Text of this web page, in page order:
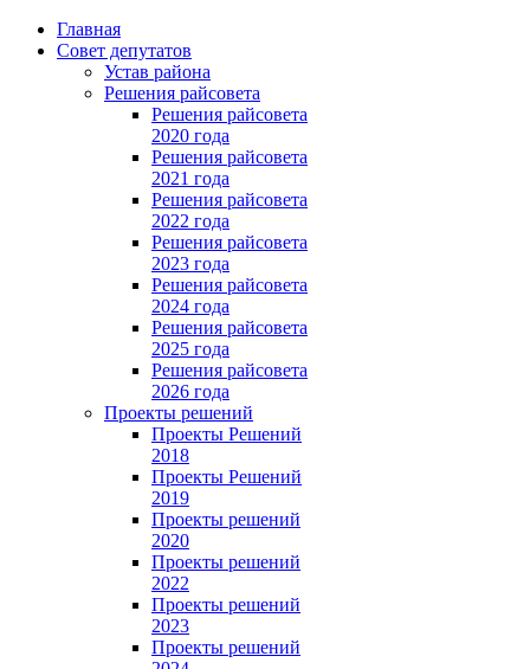
Главная
Совет депутатов
Устав района
Решения райсовета
Решения райсовета
2020 года
Решения райсовета
2021 года
Решения райсовета
2022 года
Решения райсовета
2023 года
Решения райсовета
2024 года
Решения райсовета
2025 года
Решения райсовета
2026 года
Проекты решений
Проекты Решений
2018
Проекты Решений
2019
Проекты решений
2020
Проекты решений
2022
Проекты решений
2023
Проекты решений